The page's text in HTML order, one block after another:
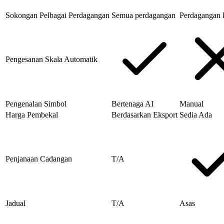
Sokongan Pelbagai Perdagangan Semua perdagangan Perdagangan
Pengesanan Skala Automatik
Pengenalan Simbol Bertenaga AI
Manual
Harga Pembekal
Berdasarkan Eksport Sedia Ada
Penjanaan Cadangan T/A
Jadual T/A Asas